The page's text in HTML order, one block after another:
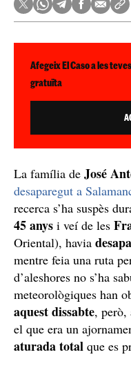
Afegeix El Caso a les
gratuïta
La família de José
desaparegut a
recerca s’ha suspès
45 anys i veí de les
Oriental), havia
mentre feia una ruta
d’aleshores no s’ha
meteorològiques han
aquest dissabte, però,
el que era un
aturada total que es